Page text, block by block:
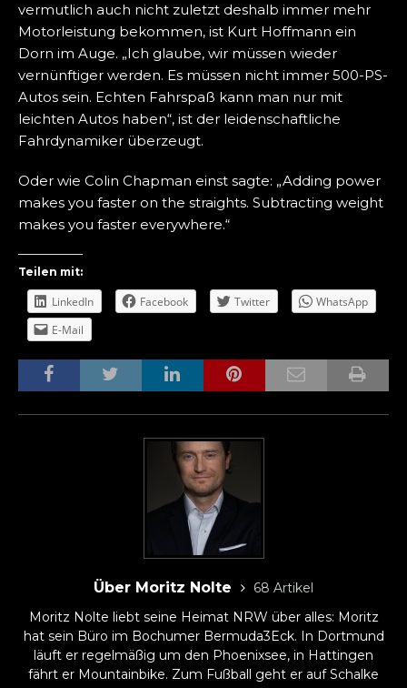
vermutlich auch nicht zuletzt deshalb immer mehr
Motorleistung bekommen, ist Kurt Hoffmann ein
Dorn im Auge. „Ich glaube, wir müssen wieder
vernünftiger werden. Es müssen nicht immer 500-PS-
Autos sein. Echten Fahrspaß kann man nur mit
leichten Autos haben“, ist der leidenschaftliche
Fahrdynamiker überzeugt.
Oder wie Colin Chapman einst sagte: „Adding power
makes you faster on the straights. Subtracting weight
makes you faster everywhere.“
Teilen mit:
LinkedIn Facebook Twitter
WhatsApp
E-Mail
Über Moritz Nolte
68 Artikel
Moritz Nolte liebt seine Heimat NRW über alles: Moritz
hat sein Büro im Bochumer Bermuda3Eck. In Dortmund
läuft er regelmäßig um den Phoenixsee, in Hattingen
fährt er Mountainbike. Zum Fußball geht er auf Schalke